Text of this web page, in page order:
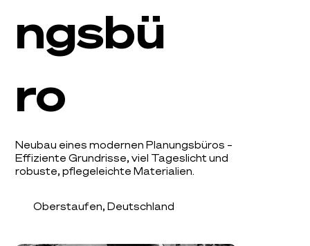
ngsbü
ro
Neubau eines modernen Planungsbüros –
Effiziente Grundrisse, viel Tageslicht und
robuste, pflegeleichte Materialien.
Oberstaufen, Deutschland